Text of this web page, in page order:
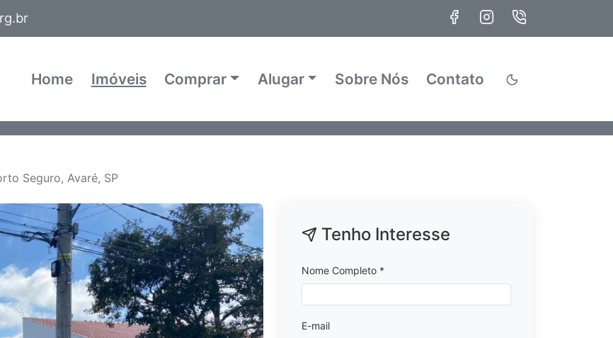
Home Imóveis Comprar Alugar Sobre Nós Contato
Seguro, Avaré, SP
Tenho Interesse
Nome Completo *
E-mail